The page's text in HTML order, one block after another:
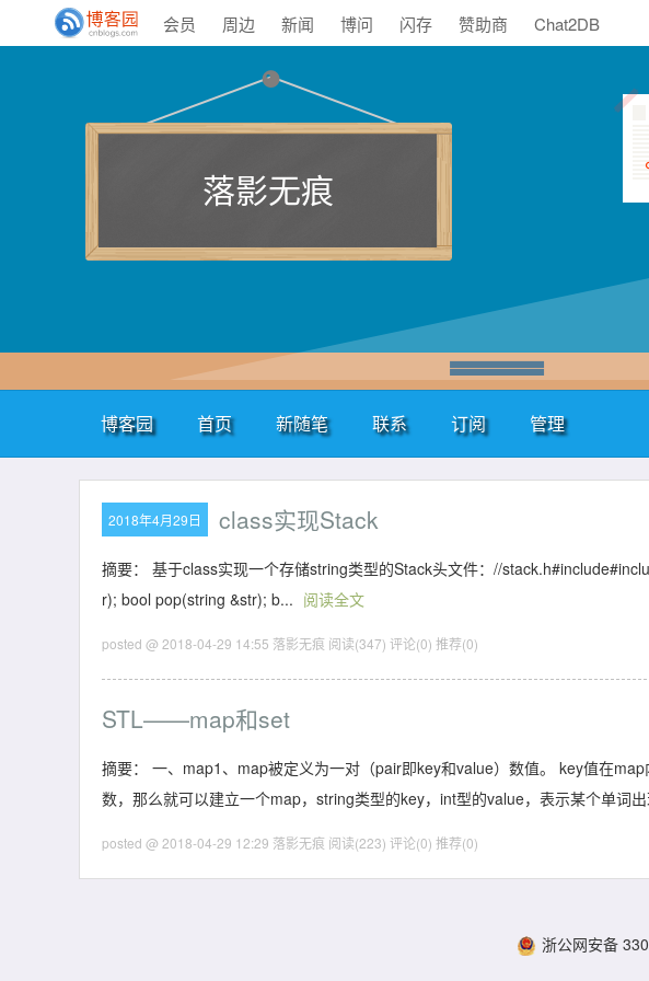
会员 周边 新闻 博问 闪存 赞助商 Chat2DB
落影无痕
博客园 首页 新随笔 联系 订阅 管理
2018年4月29日 class实现Stack
摘要： 基于class实现一个存储string类型的Stack头文件：//
r); bool pop(string &str); b... 阅读全文
posted @ 2018-04-29 14:55 落影无痕 阅读(347) 评论(0) 推荐(0)
STL——map和set
摘要： 一、map1、map被定义为一对（pair即key和value）数值。 key值在
数，那么就可以建立一个map，string类型的key，int型的value，表示某个单词
posted @ 2018-04-29 12:29 落影无痕 阅读(223) 评论(0) 推荐(0)
浙公网安备